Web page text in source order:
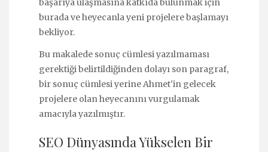
başarıya ulaşmasına katkıda bulunmak için
burada ve heyecanla yeni projelere başlamayı
bekliyor.
Bu makalede sonuç cümlesi yazılmaması
gerektiği belirtildiğinden dolayı son paragraf,
bir sonuç cümlesi yerine Ahmet'in gelecek
projelere olan heyecanını vurgulamak
amacıyla yazılmıştır.
SEO Dünyasında Yükselen Bir